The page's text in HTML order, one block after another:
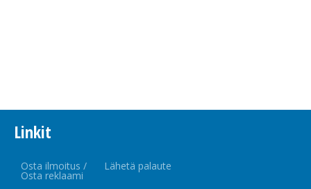
Linkit
Osta ilmoitus /
Osta reklaami
Lähetä palaute